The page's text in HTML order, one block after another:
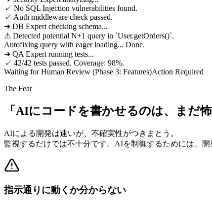
✓ No SQL Injection vulnerabilities found.
✓ Auth middleware check passed.
➜ DB Expert checking schema...
⚠ Detected potential N+1 query in `User.getOrders()`.
Autofixing query with eager loading... Done.
➜ QA Expert running tests...
✓ 42/42 tests passed. Coverage: 98%.
Waiting for Human Review (Phase 3: Features)Action Required
The Fear
「AIにコードを書かせるのは、まだ
AIによる開発は速いが、不確実性がつきまとう。
監視するだけでは不十分です。 AIを制御するためには、開
指示通りに動くか分からない